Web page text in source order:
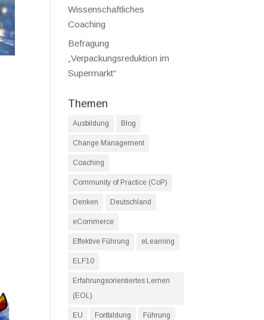
Wissenschaftliches
Coaching
Befragung
„Verpackungsreduktion im
Supermarkt“
Themen
Ausbildung Blog
Change Management
Coaching
Community of Practice (CoP)
Denken Deutschland
eCommerce
Effektive Führung eLearning
ELF10
Erfahrungsorientiertes Lernen
(EOL)
EU Fortbildung Führung